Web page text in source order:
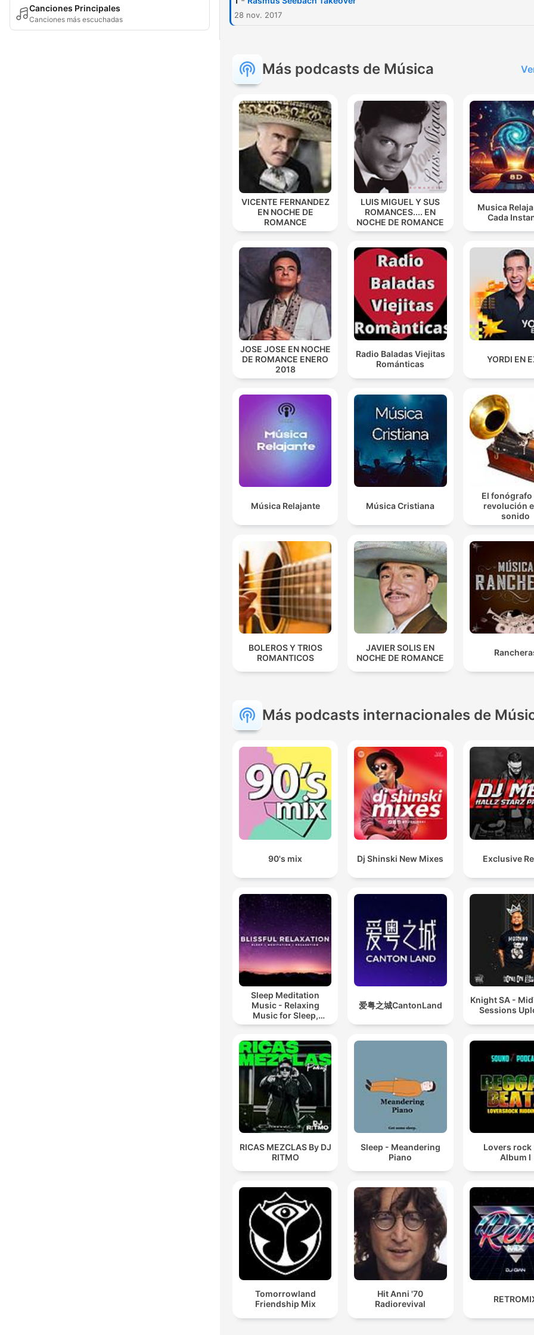
Canciones Principales
Canciones más escuchadas 28 nov. 2017
Más podcasts de Música
VICENTE FERNANDEZ
EN NOCHE DE
ROMANCE
LUIS MIGUEL Y SUS
ROMANCES.... EN
NOCHE DE ROMANCE
Musica
Cada
JOSE JOSE EN NOCHE
DE ROMANCE ENERO
2018
Radio Baladas Viejitas
Románticas
YORDI EN
Música Relajante Música Cristiana
El fonógrafo
revolución
sonido
BOLEROS Y TRIOS
ROMANTICOS
JAVIER SOLIS EN
NOCHE DE ROMANCE
Más podcasts internacionales de
90's mix Dj Shinski New Mixes Exclusive
Sleep Meditation
Music - Relaxing
Music for Sleep,
Meditation &
爱粤之城CantonLand
Knight SA -
Sessions
RICAS MEZCLAS By DJ
RITMO
Sleep - Meandering
Piano
Lovers rock
Album I
Tomorrowland
Friendship Mix
Hit Anni '70
Radiorevival